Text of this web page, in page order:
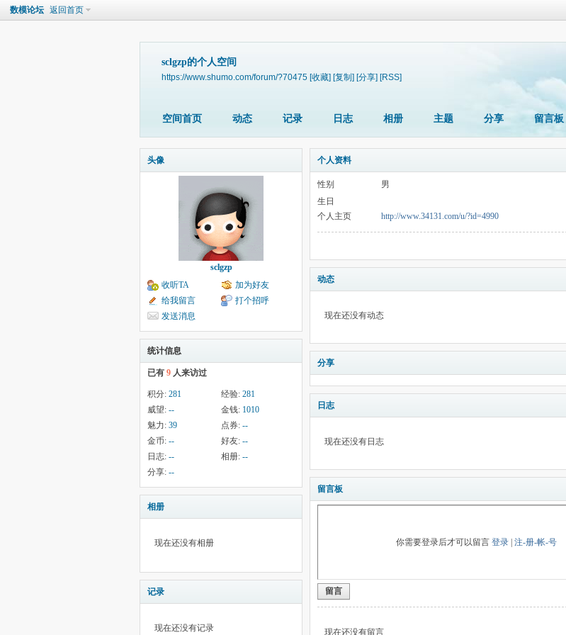
数模论坛 返回首页
sclgzp的个人空间
https://www.shumo.com/forum/?70475 [收藏] [复制] [分享] [RSS]
空间首页 动态 记录 日志 相册 主题 分享 留言板
头像
sclgzp
收听TA
加为好友
给我留言
打个招呼
发送消息
统计信息
已有 9 人来访过
积分: 281 经验: 281
威望: -- 金钱: 1010
魅力: 39 点券: --
金币: -- 好友: --
日志: -- 相册: --
分享: --
相册
现在还没有相册
记录
现在还没有记录
个人资料
性别
男
生日
个人主页
http://www.34131.com/u/?id=4990
动态
现在还没有动态
分享
日志
现在还没有日志
留言板
你需要登录后才可以留言 登录| 注-册-帐-号
留言
现在还没有留言